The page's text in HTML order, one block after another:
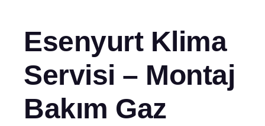
Esenyurt Klima
Servisi – Montaj
Bakım Gaz